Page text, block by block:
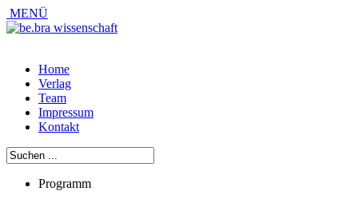
MENÜ
Home
Verlag
Team
Impressum
Kontakt
Programm